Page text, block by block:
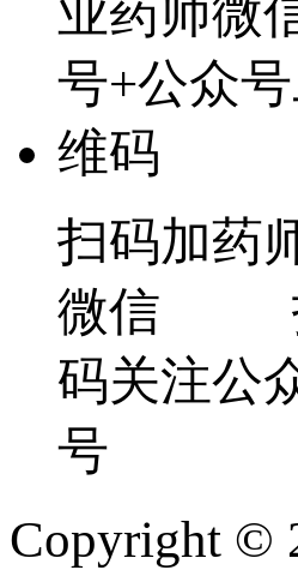
扫码加药
微信
码关注公
号
Copyright ©